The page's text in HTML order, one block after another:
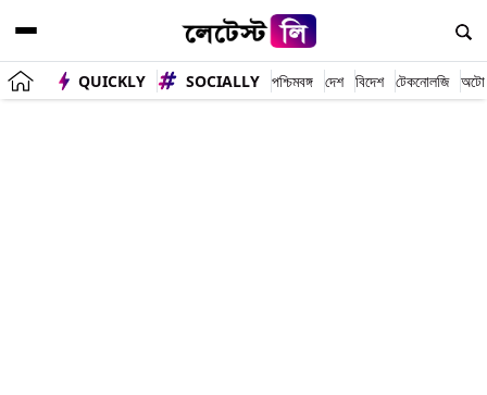
QUICKLY SOCIALLY পশ্চিমবঙ্গ দেশ বিদেশ টেকনোলজি অটো